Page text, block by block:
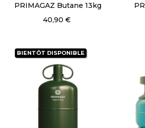
PRIMAGAZ Butane 13kg
40,90 €
BIENTÔT DISPONIBLE